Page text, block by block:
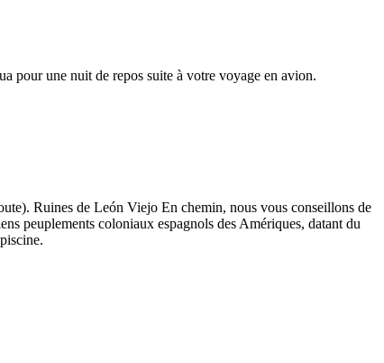
pour une nuit de repos suite à votre voyage en avion.
Ruines de León Viejo En chemin, nous vous conseillons de
peuplements coloniaux espagnols des Amériques, datant du